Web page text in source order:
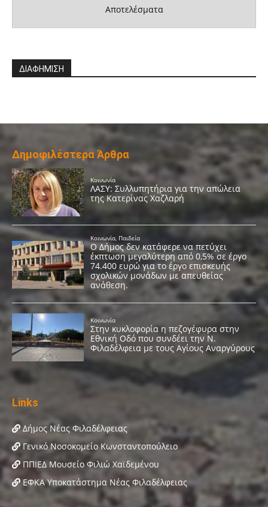
Αποτελέσματα
ΔΙΑΦΗΜΙΣΗ
Δημοφιλέστερα Άρθρα
Links
Δήμος Νέας Φιλαδέλφειας
Γενικό Νοσοκομείο Κωνσταντοπούλειο
ΠΠΙΕΔ Μουσείο Φιλιώ Χαϊδεμένου
ΕΦΚΑ Υποκατάστημα Νέας Φιλαδέλφειας